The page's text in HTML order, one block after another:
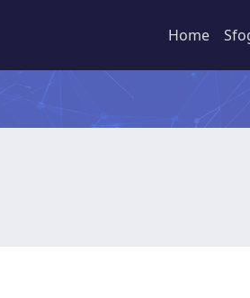
Home